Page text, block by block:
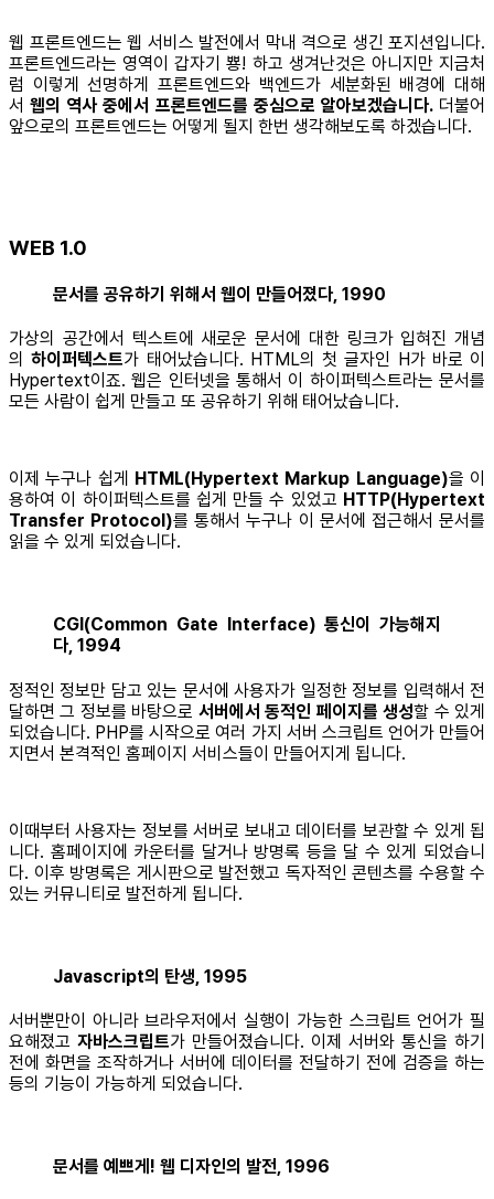
웹 프론트엔드는 웹 서비스 발전에서 막내 격으로 생긴 포지션입니다.
프론트엔드라는 영역이 갑자기 뿅! 하고 생겨난것은 아니지만 지금처
럼 이렇게 선명하게 프론트엔드와 백엔드가 세분화된 배경에 대해
서웹의 역사 중에서 프론트엔드를 중심으로 알아보겠습니다.더불어
앞으로의 프론트엔드는 어떻게 될지 한번 생각해보도록 하겠습니다.
WEB 1.0
문서를 공유하기 위해서 웹이 만들어졌다, 1990
가상의 공간에서 텍스트에 새로운 문서에 대한 링크가 입혀진 개념
의하이퍼텍스트가 태어났습니다. HTML의 첫 글자인 H가 바로 이
Hypertext이죠. 웹은 인터넷을 통해서 이 하이퍼텍스트라는 문서를
모든 사람이 쉽게 만들고 또 공유하기 위해 태어났습니다.
이제 누구나 쉽게 HTML(Hypertext Markup Language)을 이
용하여 이 하이퍼텍스트를 쉽게 만들 수 있었고 HTTP(Hypertext
Transfer Protocol)를 통해서 누구나 이 문서에 접근해서 문서를
읽을 수 있게 되었습니다.
CGI(Common Gate Interface) 통신이 가능해지
다, 1994
정적인 정보만 담고 있는 문서에 사용자가 일정한 정보를 입력해서 전
달하면 그 정보를 바탕으로 서버에서 동적인 페이지를 생성할 수 있게
되었습니다. PHP를 시작으로 여러 가지 서버 스크립트 언어가 만들어
지면서 본격적인 홈페이지 서비스들이 만들어지게 됩니다.
이때부터 사용자는 정보를 서버로 보내고 데이터를 보관할 수 있게 됩
니다. 홈페이지에 카운터를 달거나 방명록 등을 달 수 있게 되었습니
다. 이후 방명록은 게시판으로 발전했고 독자적인 콘텐츠를 수용할 수
있는 커뮤니티로 발전하게 됩니다.
Javascript의 탄생, 1995
서버뿐만이 아니라 브라우저에서 실행이 가능한 스크립트 언어가 필
요해졌고 자바스크립트가 만들어졌습니다. 이제 서버와 통신을 하기
전에 화면을 조작하거나 서버에 데이터를 전달하기 전에 검증을 하는
등의 기능이 가능하게 되었습니다.
문서를 예쁘게! 웹 디자인의 발전, 1996